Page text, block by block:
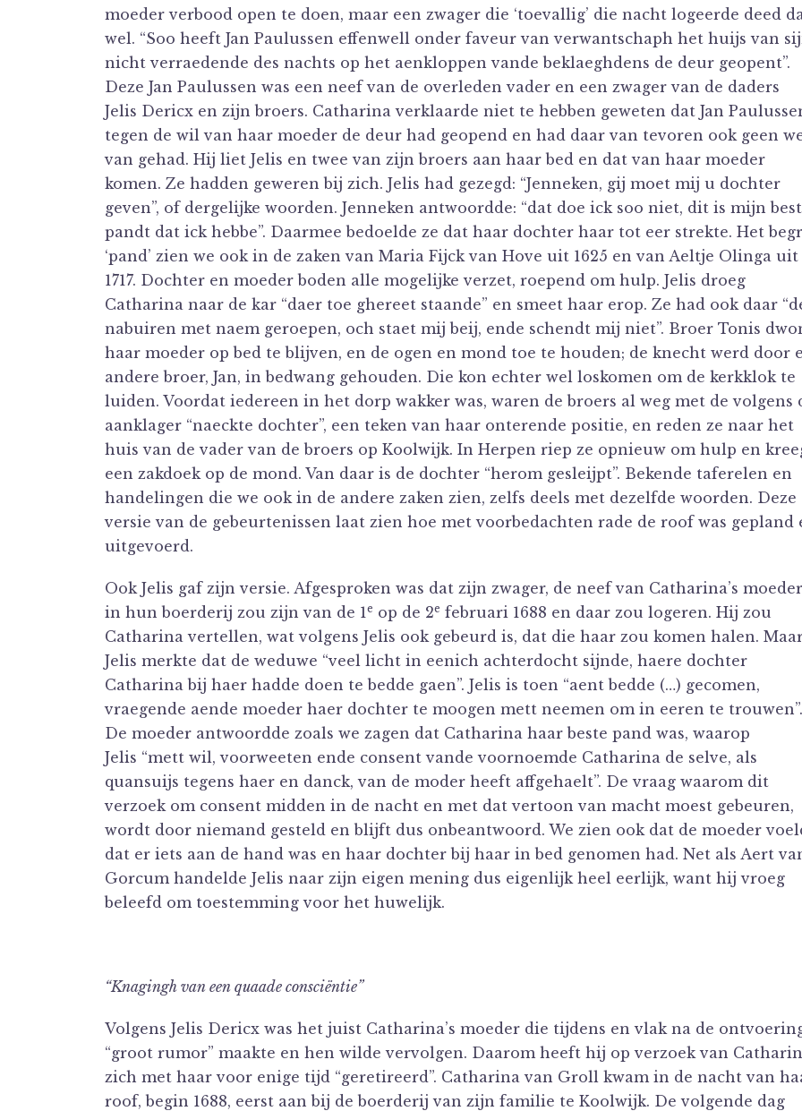
moeder verbood open te doen, maar een zwager die ‘toevallig’ die nacht logeerde deed
wel. “Soo heeft Jan Paulussen effenwell onder faveur van verwantschaph het huijs van
nicht verraedende des nachts op het aenkloppen vande beklaeghdens de deur geopent”.
Deze Jan Paulussen was een neef van de overleden vader en een zwager van de daders
Jelis Dericx en zijn broers. Catharina verklaarde niet te hebben geweten dat Jan
tegen de wil van haar moeder de deur had geopend en had daar van tevoren ook geen
van gehad. Hij liet Jelis en twee van zijn broers aan haar bed en dat van haar moeder
komen. Ze hadden geweren bij zich. Jelis had gezegd: “Jenneken, gij moet mij u dochter
geven”, of dergelijke woorden. Jenneken antwoordde: “dat doe ick soo niet, dit is mijn
pandt dat ick hebbe”. Daarmee bedoelde ze dat haar dochter haar tot eer strekte. Het
‘pand’ zien we ook in de zaken van Maria Fijck van Hove uit 1625 en van Aeltje Olinga uit
1717. Dochter en moeder boden alle mogelijke verzet, roepend om hulp. Jelis droeg
Catharina naar de kar “daer toe ghereet staande” en smeet haar erop. Ze had ook daar
nabuiren met naem geroepen, och staet mij beij, ende schendt mij niet”. Broer Tonis
haar moeder op bed te blijven, en de ogen en mond toe te houden; de knecht werd door
andere broer, Jan, in bedwang gehouden. Die kon echter wel loskomen om de kerkklok te
luiden. Voordat iedereen in het dorp wakker was, waren de broers al weg met de volgens
aanklager “naeckte dochter”, een teken van haar onterende positie, en reden ze naar het
huis van de vader van de broers op Koolwijk. In Herpen riep ze opnieuw om hulp en
een zakdoek op de mond. Van daar is de dochter “herom gesleijpt”. Bekende taferelen en
handelingen die we ook in de andere zaken zien, zelfs deels met dezelfde woorden. Deze
versie van de gebeurtenissen laat zien hoe met voorbedachten rade de roof was gepland
uitgevoerd.
Ook Jelis gaf zijn versie. Afgesproken was dat zijn zwager, de neef van Catharina’s
in hun boerderij zou zijn van de 1e op de 2e februari 1688 en daar zou logeren. Hij zou
Catharina vertellen, wat volgens Jelis ook gebeurd is, dat die haar zou komen halen.
Jelis merkte dat de weduwe “veel licht in eenich achterdocht sijnde, haere dochter
Catharina bij haer hadde doen te bedde gaen”. Jelis is toen “aent bedde (…) gecomen,
vraegende aende moeder haer dochter te moogen mett neemen om in eeren te trouwen”.
De moeder antwoordde zoals we zagen dat Catharina haar beste pand was, waarop
Jelis “mett wil, voorweeten ende consent vande voornoemde Catharina de selve, als
quansuijs tegens haer en danck, van de moder heeft affgehaelt”. De vraag waarom dit
verzoek om consent midden in de nacht en met dat vertoon van macht moest gebeuren,
wordt door niemand gesteld en blijft dus onbeantwoord. We zien ook dat de moeder
dat er iets aan de hand was en haar dochter bij haar in bed genomen had. Net als Aert
Gorcum handelde Jelis naar zijn eigen mening dus eigenlijk heel eerlijk, want hij vroeg
beleefd om toestemming voor het huwelijk.
“Knagingh van een quaade consciëntie”
Volgens Jelis Dericx was het juist Catharina’s moeder die tijdens en vlak na de
“groot rumor” maakte en hen wilde vervolgen. Daarom heeft hij op verzoek van
zich met haar voor enige tijd “geretireerd”. Catharina van Groll kwam in de nacht van
roof, begin 1688, eerst aan bij de boerderij van zijn familie te Koolwijk. De volgende dag